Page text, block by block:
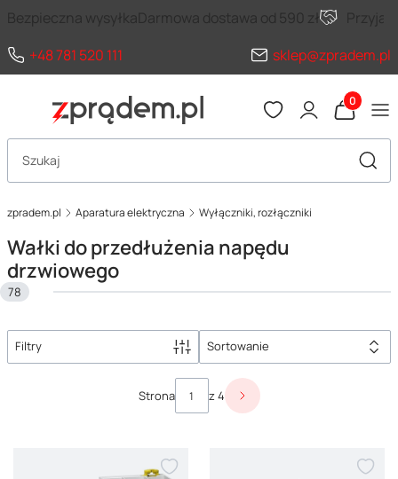
Bezpieczna wysyłkaDarmowa dostawa od 590 zł
+48 781 520 111
sklep@zpradem.pl
Produkty
Otwórz wyszukiwarkę
zpradem.pl Aparatura elektryczna Wyłączniki, rozłączniki
Wałki do przedłużenia napędu
drzwiowego
78
Filtry Sortowanie
Lista produktówStrona z 4 Następne produkty